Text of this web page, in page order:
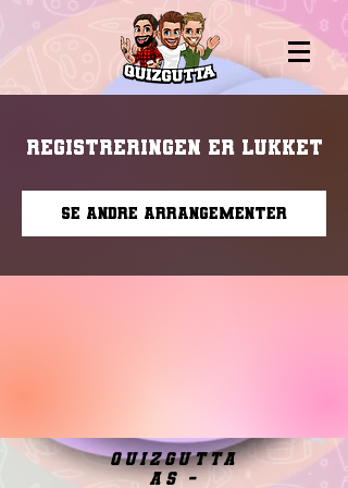
Registreringen er lukket
Se andre arrangementer
quizgutta
as -